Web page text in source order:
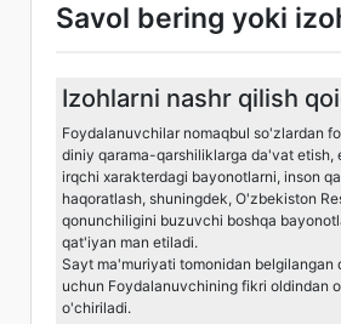
Savol bering yoki
Izohlarni nashr qilish
Foydalanuvchilar nomaqbul so'zlardan
diniy qarama-qarshiliklarga da'vat etish,
irqchi xarakterdagi bayonotlarni, inson
haqoratlash, shuningdek, O'zbekiston
qonunchiligini buzuvchi boshqa
qat'iyan man etiladi.
Sayt ma'muriyati tomonidan belgilangan
uchun Foydalanuvchining fikri oldindan
o'chiriladi.